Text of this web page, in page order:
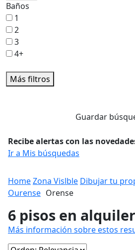
Baños
1
2
3
4+
Más filtros
Guardar
Recibe alertas con las
Ir a Mis búsquedas
HomeZona Vislble Dibujar tu
Ourense Orense
6 pisos en
Más información sobre estos